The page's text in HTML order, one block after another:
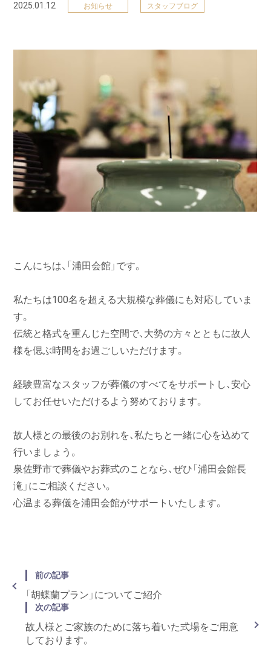
2025.01.12 お知らせ スタッフブログ
こんにちは、「浦田会館」です。
私たちは100名を超える大規模な葬儀にも対応していま
す。
伝統と格式を重んじた空間で、大勢の方々とともに故人
様を偲ぶ時間をお過ごしいただけます。
経験豊富なスタッフが葬儀のすべてをサポートし、安心
してお任せいただけるよう努めております。
故人様との最後のお別れを、私たちと一緒に心を込めて
行いましょう。
泉佐野市で葬儀やお葬式のことなら、ぜひ「浦田会館長
滝」にご相談ください。
心温まる葬儀を浦田会館がサポートいたします。
前の記事
「胡蝶蘭プラン」についてご紹介
次の記事
故人様とご家族のために落ち着いた式場をご用意
しております。